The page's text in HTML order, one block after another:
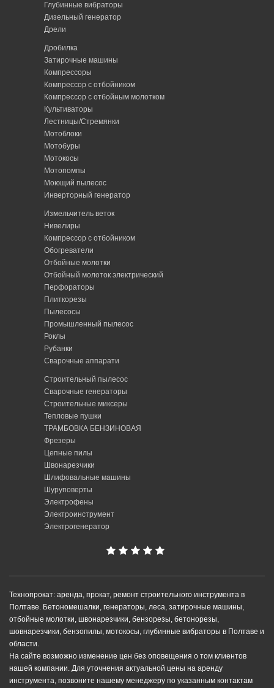
Глубинные вибраторы
Дизельный генератор
Дрели
Дробилка
Затирочные машины
Компрессоры
Компрессор с отбойником
Компрессор с отбойным молотком
Культиваторы
Лестницы/Стремянки
Мотоблоки
Мотобуры
Мотокосы
Мотопомпы
Моющий пылесос
Инверторный генератор
Измельчитель веток
Нивелиры
Компрессор с отбойником
Обогреватели
Отбойные молотки
Отбойный молоток электрический
Перфораторы
Плиткорезы
Пылесосы
Промышленный пылесос
Роклы
Рубанки
Сварочные аппарати
Строительный пылесос
Сварочные генераторы
Строительные миксеры
Тепловые пушки
ТРАМБОВКА БЕНЗИНОВАЯ
Фрезеры
Цепные пилы
Швонарезчики
Шлифовальные машины
Шуруповерты
Электрофены
Электроинструмент
Электрогенератор
Технопрокат: аренда, прокат, ремонт строительного инструмента в
Полтаве. Бетономешалки, генераторы, леса, затирочные машины,
отбойные молотки, швонарезчики, бензорезы, бетонорезы,
шовнарезчики, бензопилы, мотокосы, глубинные вибраторы в Полтаве и
области.
На сайте возможно изменение цен без оповещения о том клиентов
нашей компании. Для уточнения актуальной цены на аренду
инструмента, позвоните нашему менеджеру по указанным контактам